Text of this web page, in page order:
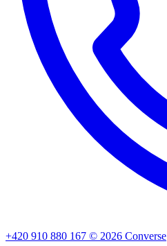
+420 910 880 167 © 2026 Converse